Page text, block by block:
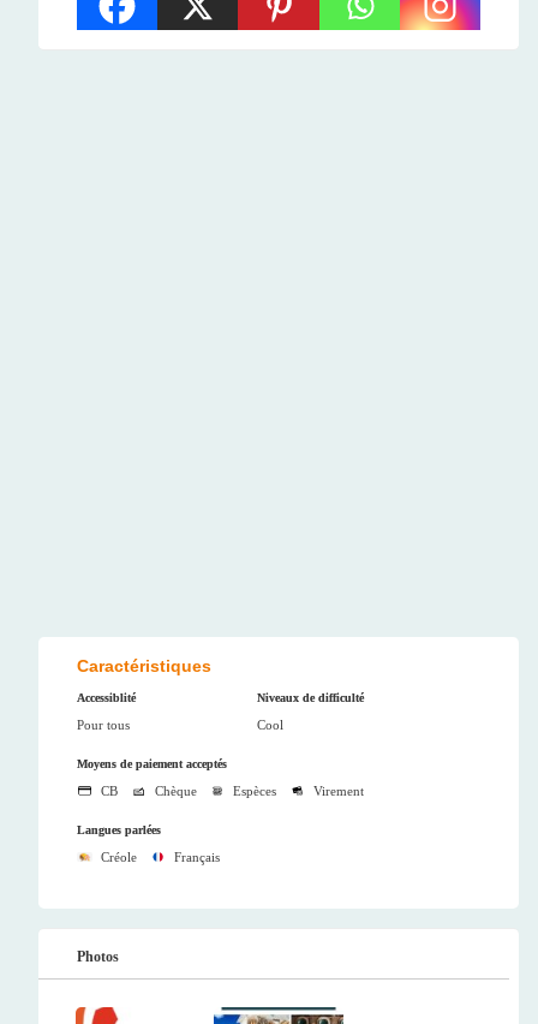
Caractéristiques
Accessiblité
Pour tous
Niveaux de difficulté
Cool
Moyens de paiement acceptés
CB Chèque Espèces Virement
Langues parlées
Créole Français
Photos